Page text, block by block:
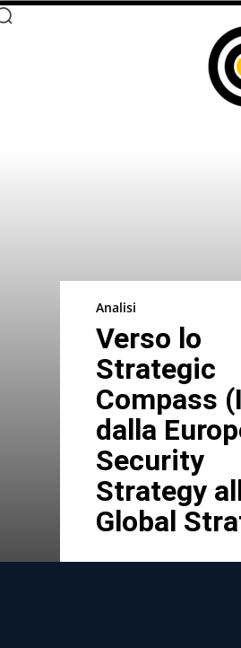
Analisi
Verso lo
Strategic
Compass
dalla
Security
Strategy
Global